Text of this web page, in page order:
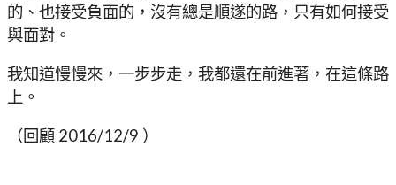
的、也接受負面的，沒有總是順遂的路，只有如何接受
與面對。
我知道慢慢來，一步步走，我都還在前進著，在這條路
上。
（回顧 2016/12/9 ）